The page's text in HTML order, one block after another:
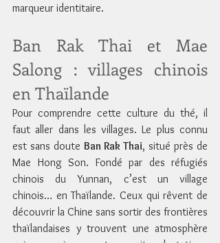
marqueur identitaire.
Ban Rak Thai et Mae
Salong : villages chinois
en Thaïlande
Pour comprendre cette culture du thé, il
faut aller dans les villages. Le plus connu
est sans doute Ban Rak Thai, situé près de
Mae Hong Son. Fondé par des réfugiés
chinois du Yunnan, c’est un village
chinois… en Thaïlande. Ceux qui rêvent de
découvrir la Chine sans sortir des frontières
thaïlandaises y trouvent une atmosphère